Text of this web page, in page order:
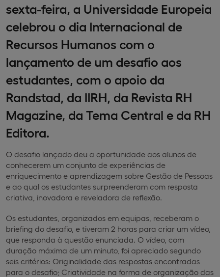
sexta-feira, a Universidade Europeia
celebrou o dia Internacional de
Recursos Humanos com o
lançamento de um desafio aos
estudantes, com o apoio da
Randstad, da IIRH, da Revista RH
Magazine, da Tema Central e da RH
Editora.
O desafio lançado deu a oportunidade aos alunos de
conhecerem um conjunto de experiências de
enriquecimento e aprendizagem sobre Gestão de Pessoas
e ao qual os estudantes surpreenderam com resposta
criativa, inovadora e reveladora de reflexão.
Os estudantes, organizados em equipas, receberam o
briefing do desafio, e tiveram 2 horas para criar um vídeo,
que responda à questão enunciada. O vídeo, com
duração máxima de um minuto, foi apreciado segundo
seis critérios: Originalidade das respostas encontradas
para o desafio; Criatividade na forma de organização das